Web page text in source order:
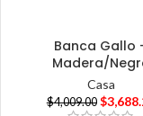
Banca Gallo
Madera/
Casa
$4,009.00 $